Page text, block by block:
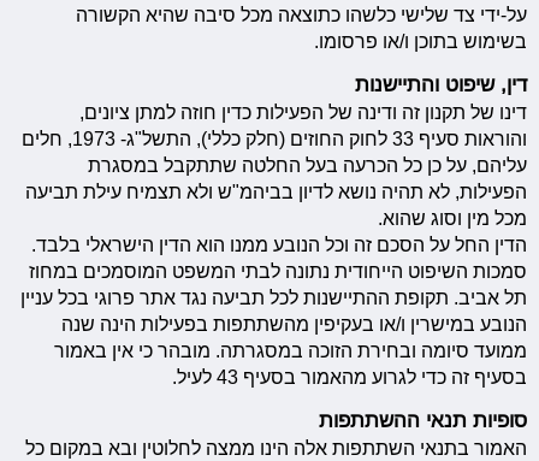
על-ידי צד שלישי כלשהו כתוצאה מכל סיבה שהיא הקשורה
בשימוש בתוכן ו/או פרסומו.
דין, שיפוט והתיישנות
דינו של תקנון זה ודינה של הפעילות כדין חוזה למתן ציונים,
והוראות סעיף 33 לחוק החוזים (חלק כללי), התשל"ג- 1973, חלים
עליהם, על כן כל הכרעה בעל החלטה שתתקבל במסגרת
הפעילות, לא תהיה נושא לדיון בביהמ"ש ולא תצמיח עילת תביעה
מכל מין וסוג שהוא.
הדין החל על הסכם זה וכל הנובע ממנו הוא הדין הישראלי בלבד.
סמכות השיפוט הייחודית נתונה לבתי המשפט המוסמכים במחוז
תל אביב. תקופת ההתיישנות לכל תביעה נגד אתר פרוגי בכל עניין
הנובע במישרין ו/או בעקיפין מהשתתפות בפעילות הינה שנה
ממועד סיומה ובחירת הזוכה במסגרתה. מובהר כי אין באמור
בסעיף זה כדי לגרוע מהאמור בסעיף 43 לעיל.
סופיות תנאי ההשתתפות
האמור בתנאי השתתפות אלה הינו ממצה לחלוטין ובא במקום כל